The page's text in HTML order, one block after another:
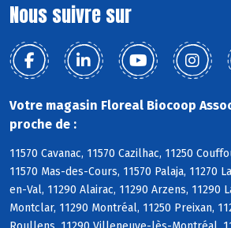
Nous suivre sur
Votre magasin Floreal Biocoop
proche de :
11570 Cavanac, 11570 Cazilhac, 11250
11570 Mas-des-Cours, 11570 Palaja, 11270
en-Val, 11290 Alairac, 11290 Arzens, 11290
Montclar, 11290 Montréal, 11250 Preixan,